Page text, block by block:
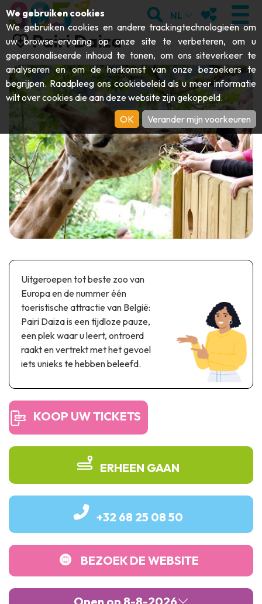
BEZOEKEN
Abdijen & religieuze monumenten
Archeologie
Kunst
Ambachten & knowhow
Kastelen, citadellen & belforten
Folklore & lokale geschiedenis
Geschiedenis
Wetenschapsparken
Auto- & spoorerfgoed
Industrieel erfgoed & architecturale kunstwerken
Streekproducten
UNESCO
ONTDEKKEN
Grotten
Tuinen, parken & natuursites
Aquariums, dierenparken & -tuinen
BEWEGEN
Toeristische boten & cruises
Railbikes & toeristische treinen
Kajaks
Thema & recreatiepark
Recreatie- & waterpretparken
EVENEMENTEN
DE LEUKSTE ACTIVITEITEN VOOR
DEZE ZOMER
DOWNLOAD DE GIDS
ZOEKEN
NL MIJN
Pairi Daiza
Uitgeroepen tot beste zoo van
Europa en de nummer één
toeristische attractie van België:
Pairi Daiza is een tijdloze pauze,
een plek waar u leert, ontroerd
raakt en vertrekt met het gevoel
iets unieks te hebben beleefd.
KOOP UW TICKETS
ERHEEN GAAN
+32 68 25 08 50
BEZOEK DE WEBSITE
We gebruiken cookies
We gebruiken cookies en andere trackingtechnologieën om
uw browse-ervaring op onze site te verbeteren, om u
gepersonaliseerde inhoud te tonen, om ons siteverkeer te
analyseren en om de herkomst van onze bezoekers te
begrijpen. Raadpleeg ons cookiebeleidals u meer informatie
wilt over cookies die aan deze website zijn gekoppeld.
OK
Verander mijn voorkeuren